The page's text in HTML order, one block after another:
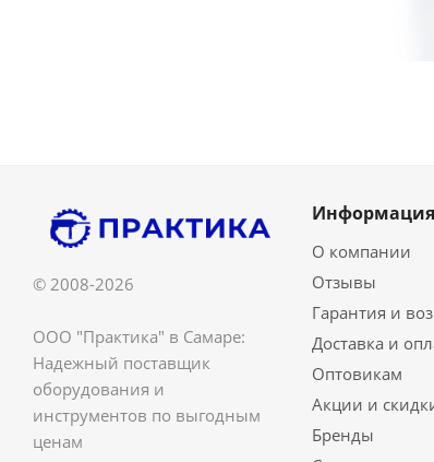
© 2008-2026
ООО "Практика" в Самаре:
Надежный поставщик
оборудования и
инструментов по выгодным
ценам
Информация
О компании
Отзывы
Гарантия и
Доставка и
Оптовикам
Акции и
Бренды